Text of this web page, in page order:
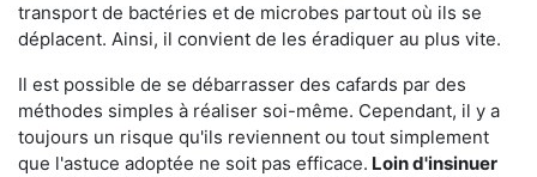
transport de bactéries et de microbes partout où ils se
déplacent. Ainsi, il convient de les éradiquer au plus vite.
Il est possible de se débarrasser des cafards par des
méthodes simples à réaliser soi-même. Cependant, il y a
toujours un risque qu'ils reviennent ou tout simplement
que l'astuce adoptée ne soit pas efficace. Loin d'insinuer